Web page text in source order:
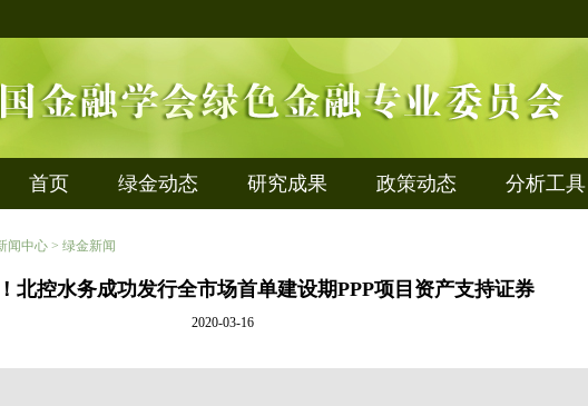
首页 绿金动态 研究成果 政策动态 分析工具
闻中心 > 绿金新闻
北控水务成功发行全市场首单建设期PPP项目资产支持证券
2020-03-16